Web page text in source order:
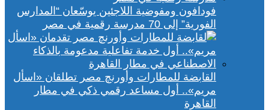
فودافون ومفوضية اللاجئين يوسّعان “المدارس
الفورية” إلى 70 مدرسة رقمية في مصر
القابضة للمطارات وأورنچ مصر تطلقان «اسأل
مريم».. أول مساعد رقمي ذكي في مطار
القاهرة